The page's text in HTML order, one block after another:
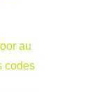
au
codes